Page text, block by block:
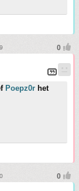
Poepz0r het